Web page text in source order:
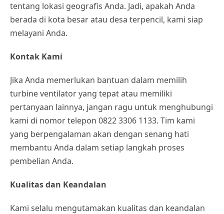
tentang lokasi geografis Anda. Jadi, apakah Anda
berada di kota besar atau desa terpencil, kami siap
melayani Anda.
Kontak Kami
Jika Anda memerlukan bantuan dalam memilih
turbine ventilator yang tepat atau memiliki
pertanyaan lainnya, jangan ragu untuk menghubungi
kami di nomor telepon 0822 3306 1133. Tim kami
yang berpengalaman akan dengan senang hati
membantu Anda dalam setiap langkah proses
pembelian Anda.
Kualitas dan Keandalan
Kami selalu mengutamakan kualitas dan keandalan